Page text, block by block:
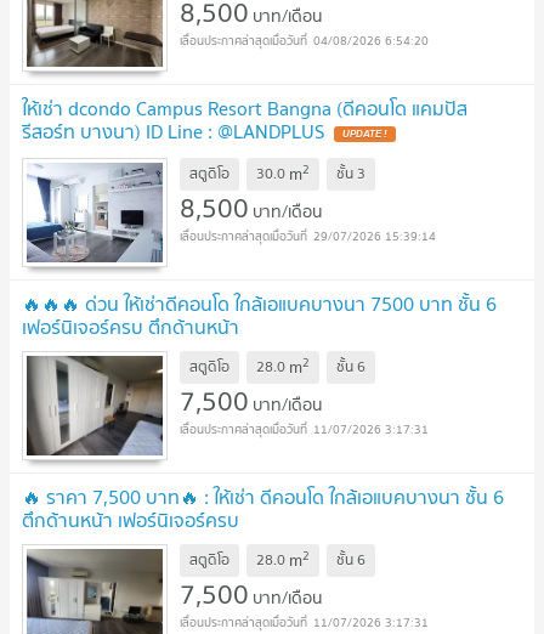
8,500 บาท/เดือน
04/08/2026 6:54:20
ให้เช่า dcondo Campus Resort Bangna (ดีคอนโด แคมปัส
รีสอร์ท บางนา) ID Line : @LANDPLUS
สตูดิโอ 30.0 m2 ชั้น 3
8,500 บาท/เดือน
29/07/2026 15:39:14
🔥🔥🔥 ด่วน ให้เช่าดีคอนโด ใกล้เอแบคบางนา 7500 บาท ชั้น 6
เฟอร์นิเจอร์ครบ ตึกด้านหน้า
สตูดิโอ 28.0 m2 ชั้น6
7,500 บาท/เดือน
11/07/2026 3:17:31
🔥 ราคา 7,500 บาท🔥 : ให้เช่า ดีคอนโด ใกล้เอแบคบางนา ชั้น 6
ตึกด้านหน้า เฟอร์นิเจอร์ครบ
สตูดิโอ 28.0 m2 ชั้น6
7,500 บาท/เดือน
11/07/2026 3:17:31